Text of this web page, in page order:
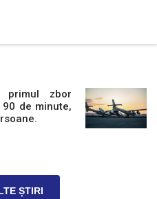
zbor
de minute,
ȘTIRI